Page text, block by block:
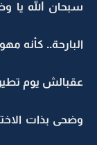
سبحان الله
البارحة.. كأنه
عقبالش يوم
وضحى بذات